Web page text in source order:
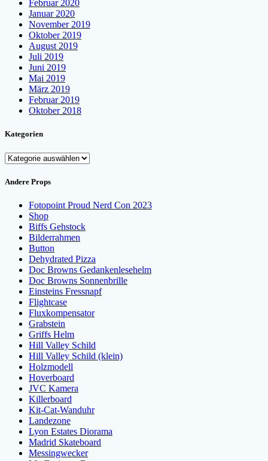
Februar 2020
Januar 2020
November 2019
Oktober 2019
August 2019
Juli 2019
Juni 2019
Mai 2019
März 2019
Februar 2019
Oktober 2018
Kategorien
Kategorien
Andere Props
Fotopoint Proud Nerd Con 2023
Shop
Biffs Gehstock
Bilderrahmen
Button
Dehydrated Pizza
Doc Browns Gedankenlesehelm
Doc Browns Sonnenbrille
Einsteins Fressnapf
Flightcase
Fluxkompensator
Grabstein
Griffs Helm
Hill Valley Schild
Hill Valley Schild (klein)
Holzmodell
Hoverboard
JVC Kamera
Killerboard
Kit-Cat-Wanduhr
Landezone
Lyon Estates Diorama
Madrid Skateboard
Messingwecker